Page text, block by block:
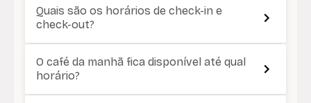
Quais são os horários de check-in e
check-out?
O café da manhã fica disponível até qual
horário?